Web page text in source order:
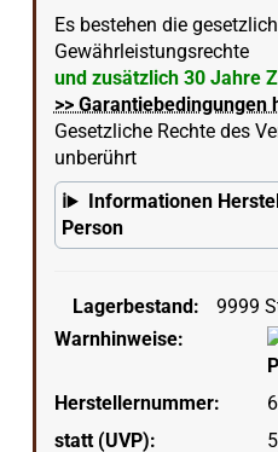
Es bestehen die
Gewährleistungsrechte
und zusätzlich 30 Jahre
>> Garantiebedingungen
Gesetzliche Rechte des
unberührt
Informationen
Person
Lagerbestand: 9999
Warnhinweise:
Herstellernummer:
statt (UVP):